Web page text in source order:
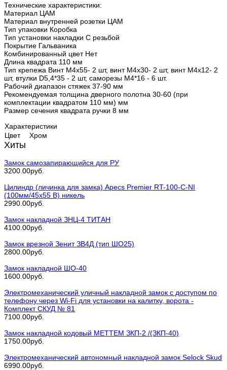
Технические характеристики:
Материал ЦАМ
Материал внутренней розетки ЦАМ
Тип упаковки Коробка
Тип установки накладки С резьбой
Покрытие Гальваника
Комбинированный цвет Нет
Длина квадрата 110 мм
Тип крепежа Винт М4х55- 2 шт, винт М4х30- 2 шт, винт М4х12- 2
шт, втулки D5,4*35 - 2 шт, саморезы М4*16 - 6 шт.
Рабочий диапазон стяжек 37-90 мм
Рекомендуемая толщина дверного полотна 30-60 (при
комплектации квадратом 110 мм) мм
Размер сечения квадрата ручки 8 мм
Характеристики
Цвет
Хром
Хиты
Замок самозапирающийся для РУ
3200.00руб.
Цилиндр (личинка для замка) Apecs Premier RT-100-С-NI
(100мм/45х55 В) никель
2990.00руб.
Замок накладной ЗНЦ-4 ТИТАН
4100.00руб.
Замок врезной Зенит ЗВ4Д (тип ШО25)
2800.00руб.
Замок накладной ШО-40
1600.00руб.
Электромеханический уличный накладной замок с доступом по
телефону через Wi-Fi для установки на калитку, ворота -
Комплект СКУД № 81
7100.00руб.
Замок накладной кодовый МЕТТЕМ ЗКП-2 /(ЗКП-40)
1750.00руб.
Электромеханический автономный накладной замок Selock Skud
6990.00руб.